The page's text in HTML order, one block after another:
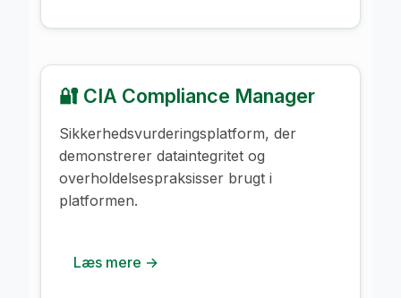
🔐 CIA Compliance Manager
Sikkerhedsvurderingsplatform, der
demonstrerer dataintegritet og
overholdelsespraksisser brugt i
platformen.
Læs mere →